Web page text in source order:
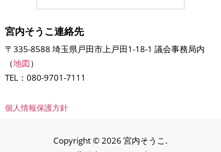
宮内そうこ連絡先
〒335-8588 埼玉県戸田市上戸田1-18-1 議会事務局内
（地図）
TEL：080-9701-7111
個人情報保護方針
Copyright © 2026 宮内そうこ.